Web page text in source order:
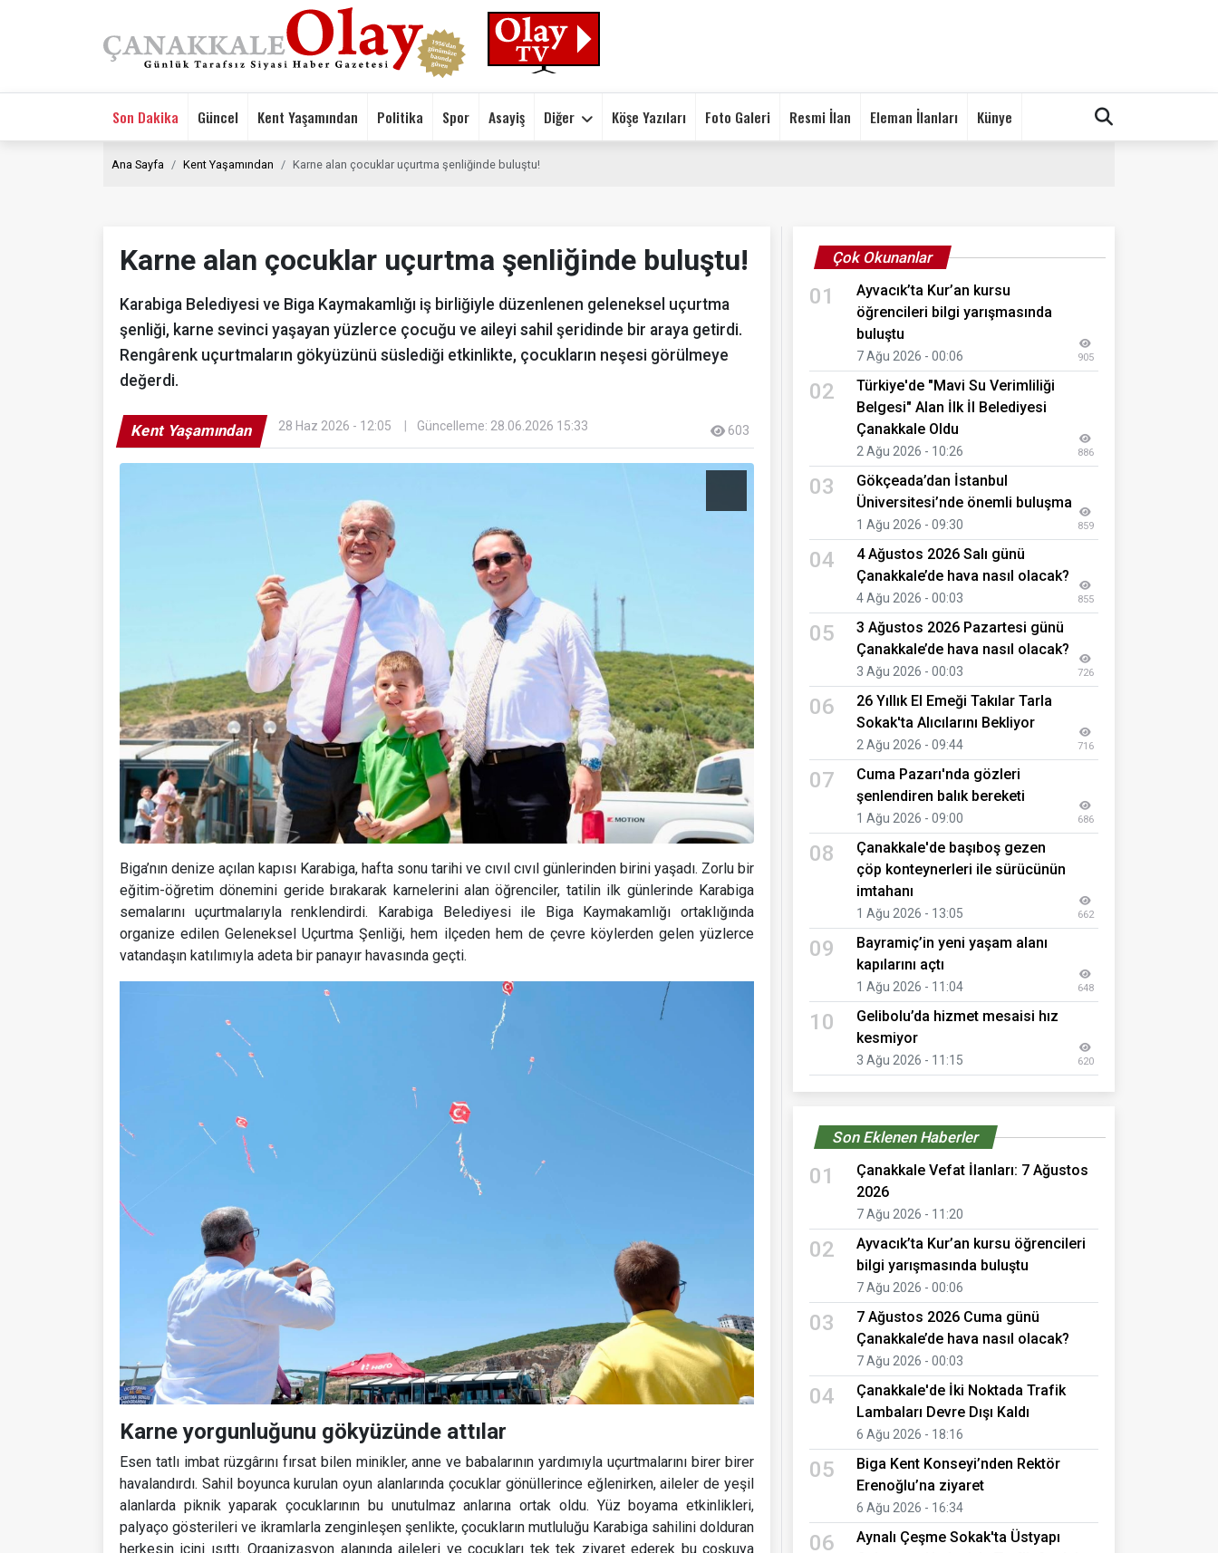
Son Dakika Güncel Kent Yaşamından Politika Spor Asayiş Diğer Köşe Yazıları Foto Galeri Resmi İlan Eleman İlanları Künye
Ana Sayfa Kent Yaşamından Karne alan çocuklar uçurtma şenliğinde buluştu!
Karne alan çocuklar uçurtma şenliğinde buluştu!
Karabiga Belediyesi ve Biga Kaymakamlığı iş birliğiyle düzenlenen geleneksel uçurtma
şenliği, karne sevinci yaşayan yüzlerce çocuğu ve aileyi sahil şeridinde bir araya getirdi.
Rengârenk uçurtmaların gökyüzünü süslediği etkinlikte, çocukların neşesi görülmeye
değerdi.
Kent Yaşamından 28 Haz 2026 - 12:05 Güncelleme: 28.06.2026 15:33 603
Biga’nın denize açılan kapısı Karabiga, hafta sonu tarihi ve cıvıl cıvıl günlerinden birini yaşadı. Zorlu bir
eğitim-öğretim dönemini geride bırakarak karnelerini alan öğrenciler, tatilin ilk günlerinde Karabiga
semalarını uçurtmalarıyla renklendirdi. Karabiga Belediyesi ile Biga Kaymakamlığı ortaklığında
organize edilen Geleneksel Uçurtma Şenliği, hem ilçeden hem de çevre köylerden gelen yüzlerce
vatandaşın katılımıyla adeta bir panayır havasında geçti.
Karne yorgunluğunu gökyüzünde attılar
Esen tatlı imbat rüzgârını fırsat bilen minikler, anne ve babalarının yardımıyla uçurtmalarını birer birer
havalandırdı. Sahil boyunca kurulan oyun alanlarında çocuklar gönüllerince eğlenirken, aileler de yeşil
alanlarda piknik yaparak çocuklarının bu unutulmaz anlarına ortak oldu. Yüz boyama etkinlikleri,
palyaço gösterileri ve ikramlarla zenginleşen şenlikte, çocukların mutluluğu Karabiga sahilini dolduran
herkesin içini ısıttı. Organizasyon alanında aileleri ve çocukları tek tek ziyaret ederek bu coşkuya
Çok Okunanlar
01
Ayvacık’ta Kur’an kursu
öğrencileri bilgi yarışmasında
buluştu
7 Ağu 2026 - 00:06 905
02
Türkiye'de "Mavi Su Verimliliği
Belgesi" Alan İlk İl Belediyesi
Çanakkale Oldu
2 Ağu 2026 - 10:26 886
03
Gökçeada’dan İstanbul
Üniversitesi’nde önemli buluşma
1 Ağu 2026 - 09:30 859
04
4 Ağustos 2026 Salı günü
Çanakkale’de hava nasıl olacak?
4 Ağu 2026 - 00:03 855
05
3 Ağustos 2026 Pazartesi günü
Çanakkale’de hava nasıl olacak?
3 Ağu 2026 - 00:03 726
06
26 Yıllık El Emeği Takılar Tarla
Sokak'ta Alıcılarını Bekliyor
2 Ağu 2026 - 09:44 716
07
Cuma Pazarı'nda gözleri
şenlendiren balık bereketi
1 Ağu 2026 - 09:00 686
08
Çanakkale'de başıboş gezen
çöp konteynerleri ile sürücünün
imtahanı
1 Ağu 2026 - 13:05 662
09
Bayramiç’in yeni yaşam alanı
kapılarını açtı
1 Ağu 2026 - 11:04 648
10
Gelibolu’da hizmet mesaisi hız
kesmiyor
3 Ağu 2026 - 11:15 620
Son Eklenen Haberler
01
Çanakkale Vefat İlanları: 7 Ağustos
2026
7 Ağu 2026 - 11:20
02
Ayvacık’ta Kur’an kursu öğrencileri
bilgi yarışmasında buluştu
7 Ağu 2026 - 00:06
03
7 Ağustos 2026 Cuma günü
Çanakkale’de hava nasıl olacak?
7 Ağu 2026 - 00:03
04
Çanakkale'de İki Noktada Trafik
Lambaları Devre Dışı Kaldı
6 Ağu 2026 - 18:16
05
Biga Kent Konseyi’nden Rektör
Erenoğlu’na ziyaret
6 Ağu 2026 - 16:34
06
Aynalı Çeşme Sokak'ta Üstyapı